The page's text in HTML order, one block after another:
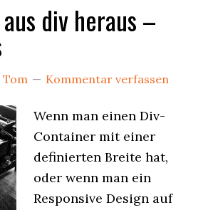
div heraus –
Tom Kommentar verfassen
Wenn man einen Div-
Container mit einer
definierten Breite hat,
oder wenn man ein
Responsive Design auf